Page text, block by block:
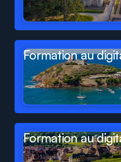
Formation au
Formation au